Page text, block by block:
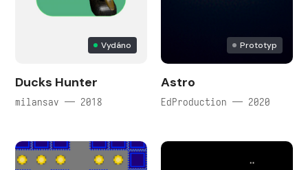
Vydáno
Ducks Hunter
milansav — 2018
Prototyp
Astro
EdProduction — 2020